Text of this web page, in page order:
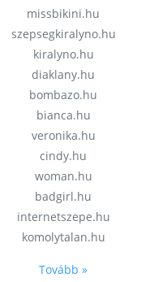
missbikini.hu
szepsegkiralyno.hu
kiralyno.hu
diaklany.hu
bombazo.hu
bianca.hu
veronika.hu
cindy.hu
woman.hu
badgirl.hu
internetszepe.hu
komolytalan.hu
Tovább »